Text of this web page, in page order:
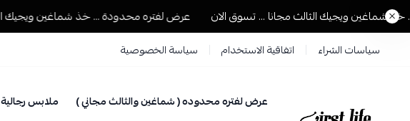
ويجيك الثالث مجانا ... تسوق الان عرض لفتره محدودة ... خذ شماغين ويجيك
سياسات الشراء اتفاقية الاستخدام سياسة الخصوصية
عرض لفتره محدوده ( شماغين والثالث مجاني ) ملابس رجالية